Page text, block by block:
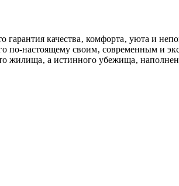
качества‚ комфорта‚ уюта и
по-настоящему своим‚ современным и
жилища‚ а истинного убежища‚